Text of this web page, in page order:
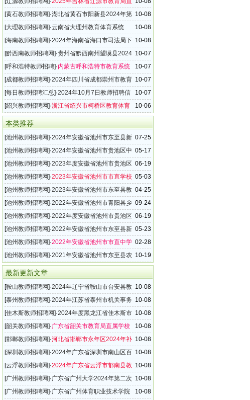
属事业单位教师招聘公告
10-08
[黄石教师招聘网]·湖北省黄石市阳新县2024年第
二批事业单位教师招聘公告
10-08
[大理教师招聘网]·云南省大理州教育体育系统
2025年度教师招聘公告（213名）
10-08
[海南教师招聘网]·2024年海南省海口市司法局下
属事业单位教师招聘公告（14名）
10-07
[黔西南教师招聘网]·贵州省黔西南州望谟县2024
年下半年事业单位教师招聘简章
10-07
[呼和浩特教师招聘]·内蒙古呼和浩特市教育系统
2025年事业单位教师招聘公告（475名）
10-07
[成都教师招聘网]·2024年四川省成都崇州市教育
局教师招聘补充公告（第三场）
10-07
[每日教师招聘汇总]·2024年10月7日教师招聘信
息汇总（29条）
10-06
[绍兴教师招聘网]·浙江省绍兴市柯桥区教育体育
局2025年新教师招聘公告（114名）
本类推荐
07-25
[池州教师招聘网]·2024年安徽省池州市东至县新
任幼儿教师招聘公告（10名）
05-17
[池州教师招聘网]·2024年安徽省池州市贵池区中
小学幼儿园教师招聘公告
06-19
[池州教师招聘网]·2023年度安徽省池州市贵池区
中小学教师招聘公告（33名）
05-03
[池州教师招聘网]·2023年安徽省池州市市直学校
教师招聘公告（8名）
04-25
[池州教师招聘网]·2023年安徽省池州市东至县教
师招聘公告（18名）
09-24
[池州教师招聘网]·2022年安徽省池州市青阳县乡
镇小学（附属幼儿园）教师招聘公告
06-19
[池州教师招聘网]·2022年度安徽省池州市贵池区
中小学教师招聘公告（13名）
05-23
[池州教师招聘网]·2022年安徽省池州市东至县新
任教师招聘公告（66名）
02-28
[池州教师招聘网]·2022年安徽省池州市市直中学
教师招聘公告（25名）
10-19
[池州教师招聘网]·2021年安徽省池州市东至县农
村初中、乡镇中心学校附属幼儿园新任教师招聘公告
最新更新文章
10-08
[鞍山教师招聘网]·2024年辽宁省鞍山市台安县教
育系统教师招聘公告（54名）
10-08
[泰州教师招聘网]·2024年江苏省泰州市机关事务
管理局下属事业单位公开招聘幼儿教师公告
10-08
[佳木斯教师招聘网]·2024年度黑龙江省佳木斯市
校园引才活动四川大学（西南地区）人才引进公告10-08
[韶关教师招聘网]·广东省韶关市教育局直属学校
2024年下半年教师招聘公告（33名）
10-08
[邯郸教师招聘网]·河北省邯郸市永年区2024年补
充公开招聘教师公告（133名）
10-08
[深圳教师招聘网]·2024年广东省深圳市南山区百
旺学校教师招聘信息
10-08
[云浮教师招聘网]·2024年广东省云浮市郁南县教
师招聘公告（第三批次）
10-08
[广州教师招聘网]·广东省广州大学2024年第二次
公开招聘编制内教学辅助人员公告
10-08
[广州教师招聘网]·广东省广州体育职业技术学院